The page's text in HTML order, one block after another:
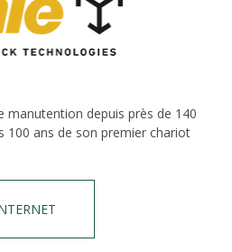
manutention depuis près de 140
100 ans de son premier chariot